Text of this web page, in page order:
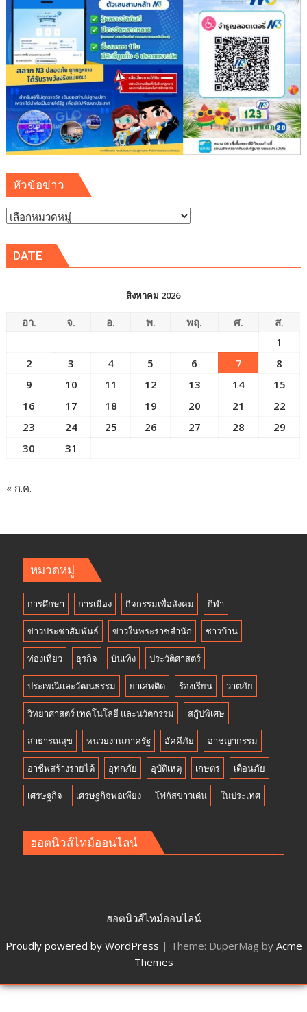
แรม
เรดิ
สัน
ชาโต
เดอ
แบ
บง
คอค
หัวข้อข่าว
หัวข้อ
DATE
สิงหาคม 2026
อา. จ. อ. พ. พฤ. ศ.
ส.
1
2
3 4 5 6 7
8
9
10 11 12 13 14
15
16
17 18 19 20 21
22
23
24 25 26 27 28
29
30
31
« ก.ค.
หมวดหมู่
การศึกษา การเมือง กิจกรรมเพื่อสังคม กีฬา
ข่าวประชาสัมพันธ์ ข่าวในพระราชสำนัก ชาวบ้าน
ท่องเที่ยว ธุรกิจ บันเทิง ประวัติศาสตร์
ประเพณีและวัฒนธรรม ยาเสพติด ร้องเรียน วาตภัย
วิทยาศาสตร์ เทคโนโลยี และนวัตกรรม สกู๊ปพิเศษ
สาธารณสุข หน่วยงานภาครัฐ อัคคีภัย อาชญากรรม
อาชีพสร้างรายได้ อุทกภัย อุบัติเหตุ เกษตร เตือนภัย
เศรษฐกิจ เศรษฐกิจพอเพียง โฟกัสข่าวเด่น ในประเทศ
ฮอตนิวส์ไทม์ออนไลน์
ฮอตนิวส์ไทม์ออนไลน์
Proudly powered by WordPress | Theme: DuperMag by Acme
Themes